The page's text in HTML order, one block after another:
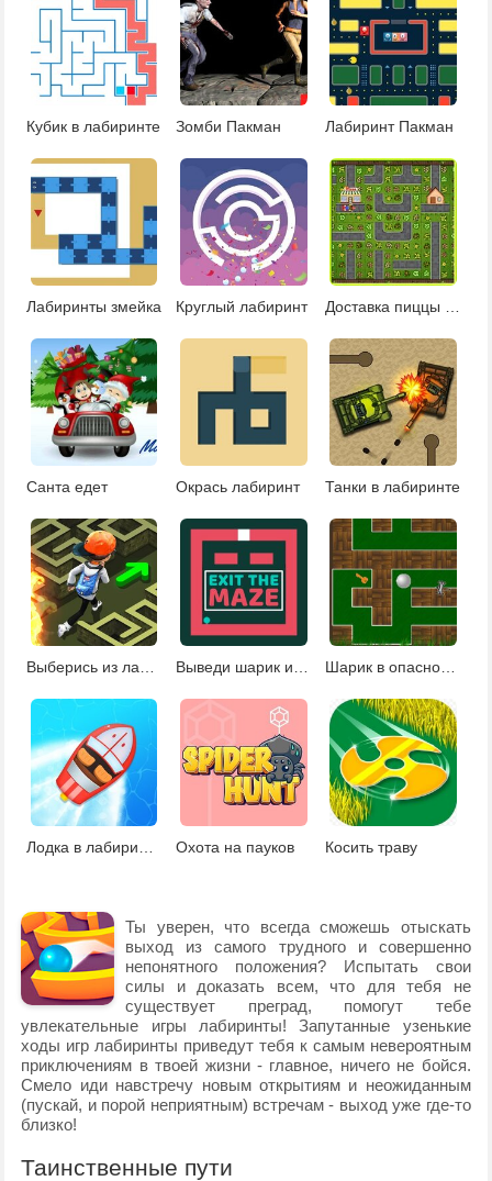
Кубик в лабиринте Зомби Пакман Лабиринт Пакман
Лабиринты змейка Круглый лабиринт
Санта едет Окрась лабиринт Танки в лабиринте
Шарик в опасном лабиринте
Охота на пауков Косить траву
Ты уверен, что всегда сможешь отыскать
выход из самого трудного и совершенно
непонятного положения? Испытать свои
силы и доказать всем, что для тебя не
существует преград, помогут тебе
увлекательные игры лабиринты! Запутанные узенькие
ходы игр лабиринты приведут тебя к самым невероятным
приключениям в твоей жизни - главное, ничего не бойся.
Смело иди навстречу новым открытиям и неожиданным
(пускай, и порой неприятным) встречам - выход уже где-то
близко!
Таинственные пути